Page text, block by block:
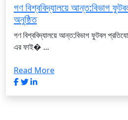
গণ বিশ্ববিদ্যালয়ে আন্ত:বিভাগ
অনুষ্ঠিত
গণ বিশ্ববিদ্যালয়ে আন্ত:বিভাগ ফুটবল
এর ফাই� ...
Read More